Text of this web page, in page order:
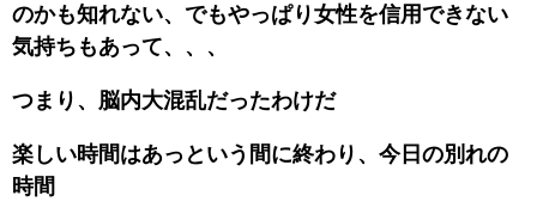
のかも知れない、でもやっぱり女性を信用できない
気持ちもあって、、、
つまり、脳内大混乱だったわけだ
楽しい時間はあっという間に終わり、今日の別れの
時間